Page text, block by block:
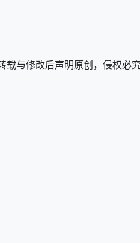
与修改后声明原创，侵权必